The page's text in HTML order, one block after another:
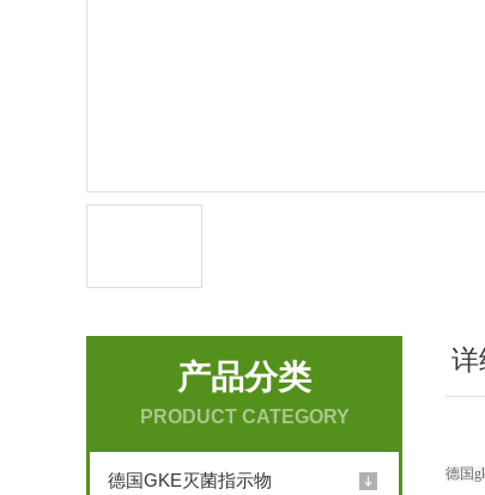
产品分类
PRODUCT CATEGORY
德国GKE灭菌指示物
详
德国